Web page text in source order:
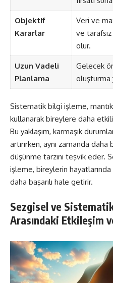
Objektif
Kararlar
Veri ve
ve tarafsız
olur.
Uzun Vadeli
Planlama
Gelecek
oluşturma
Sistematik bilgi işleme,
kullanarak bireylere daha
Bu yaklaşım, karmaşık
artırırken, aynı zamanda
düşünme tarzını teşvik eder.
işleme, bireylerin
daha başarılı hale getirir.
Sezgisel ve
Arasındaki Etkileşim